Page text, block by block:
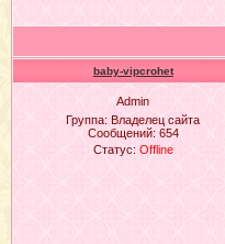
baby-vipcrohet
Admin
Группа: Владелец сайта
Сообщений: 654
Статус: Offline